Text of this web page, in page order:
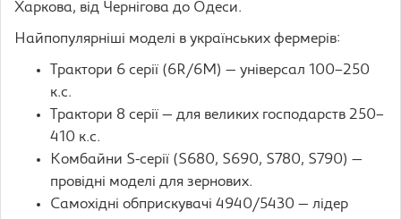
Харкова, від Чернігова до Одеси.
Найпопулярніші моделі в українських фермерів:
Трактори 6 серії (6R/6M) — універсал 100–250
к.с.
Трактори 8 серії — для великих господарств 250–
410 к.с.
Комбайни S-серії (S680, S690, S780, S790) —
провідні моделі для зернових.
Самохідні обприскувачі 4940/5430 — лідер